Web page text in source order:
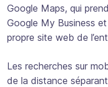
Google Maps, qui
Google My Business
propre site web de
Les recherches sur
de la distance